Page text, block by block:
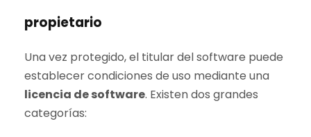
propietario
Una vez protegido, el titular del software puede
establecer condiciones de uso mediante una
licencia de software. Existen dos grandes
categorías: